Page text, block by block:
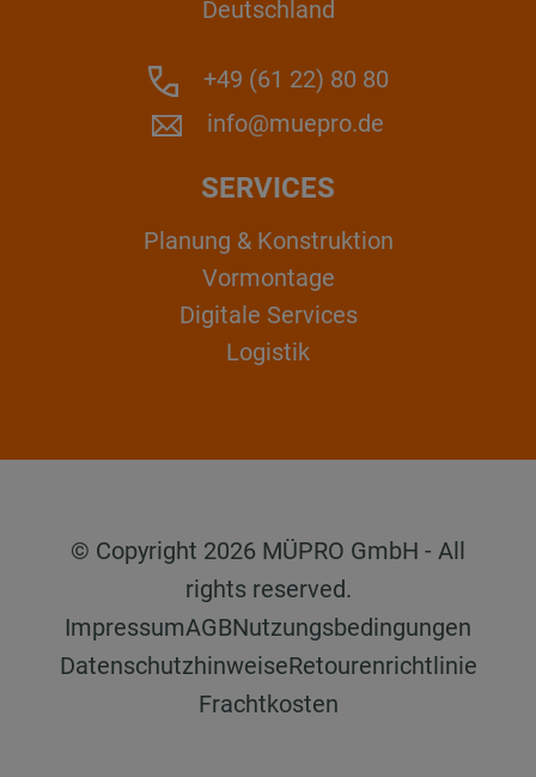
Deutschland
+49 (61 22) 80 80
info@muepro.de
SERVICES
Planung & Konstruktion
Vormontage
Digitale Services
Logistik
© Copyright 2026 MÜPRO GmbH - All
rights reserved.
ImpressumAGBNutzungsbedingungen
DatenschutzhinweiseRetourenrichtlinie
Frachtkosten